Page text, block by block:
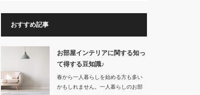
おすすめ記事
お部屋インテリアに関する知っ
て得する豆知識♪
春から一人暮らしを始める方も多い
かもしれません。一人暮らしのお部